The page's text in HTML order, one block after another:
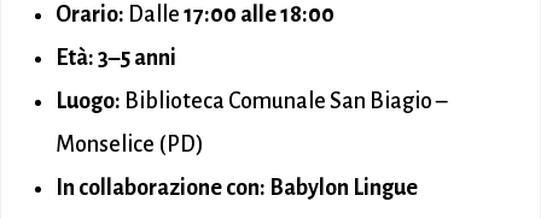
Orario: Dalle 17:00 alle 18:00
Età: 3–5 anni
Luogo: Biblioteca Comunale San Biagio –
Monselice (PD)
In collaborazione con: Babylon Lingue